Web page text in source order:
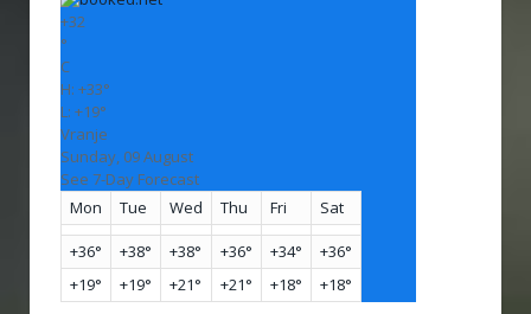
+32
°
C
H: +33°
L: +19°
Vranje
Sunday, 09 August
See 7-Day Forecast
Mon
Tue Wed Thu Fri Sat
+36° +38° +38° +36° +34° +36°
+19° +19° +21° +21° +18° +18°